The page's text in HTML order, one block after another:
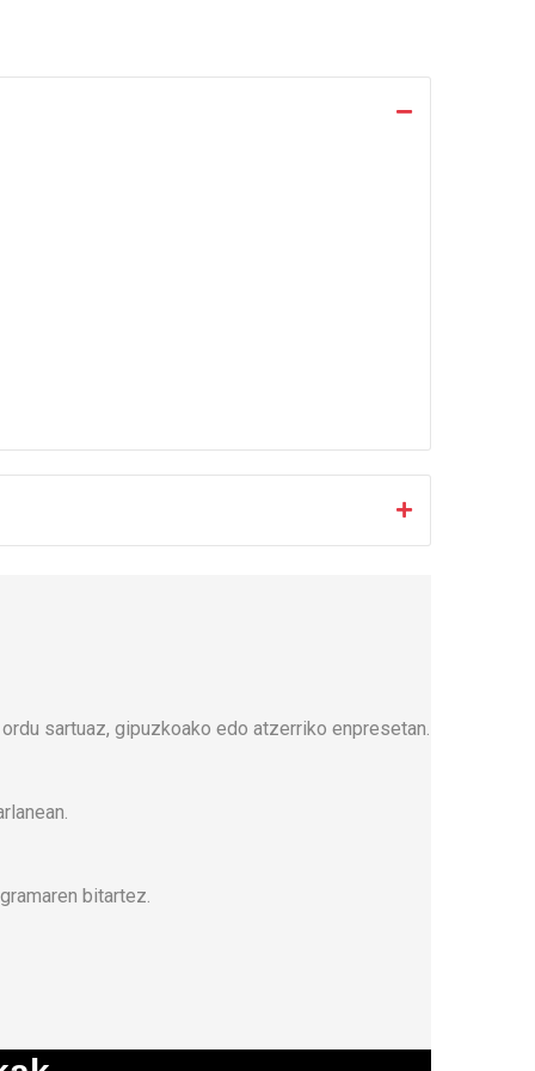
sartuaz, gipuzkoako edo atzerriko enpresetan.
bitartez.